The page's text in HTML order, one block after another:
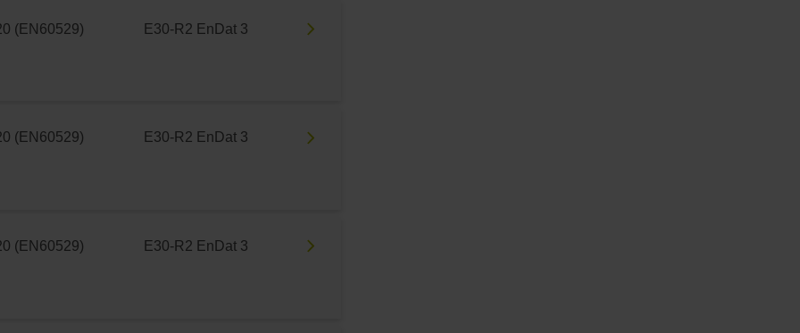
(EN60529) E30-R2 EnDat 3
(EN60529) E30-R2 EnDat 3
(EN60529) E30-R2 EnDat 3